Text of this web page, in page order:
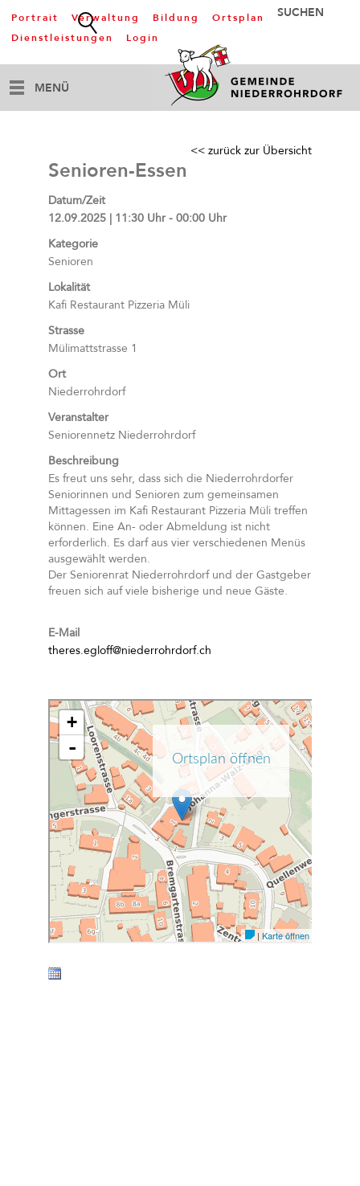
Portrait Verwaltung Bildung
Ortsplan
Dienstleistungen
Login
MENÜ
<< zurück zur Übersicht
Senioren-Essen
Datum/Zeit
12.09.2025 | 11:30 Uhr - 00:00 Uhr
Kategorie
Senioren
Lokalität
Kafi Restaurant Pizzeria Müli
Strasse
Mülimattstrasse 1
Ort
Niederrohrdorf
Veranstalter
Seniorennetz Niederrohrdorf
Beschreibung
Es freut uns sehr, dass sich die Niederrohrdorfer
Seniorinnen und Senioren zum gemeinsamen
Mittagessen im Kafi Restaurant Pizzeria Müli treffen
können. Eine An- oder Abmeldung ist nicht
erforderlich. Es darf aus vier verschiedenen Menüs
ausgewählt werden.
Der Seniorenrat Niederrohrdorf und der Gastgeber
freuen sich auf viele bisherige und neue Gäste.
E-Mail
theres.egloff@niederrohrdorf.ch